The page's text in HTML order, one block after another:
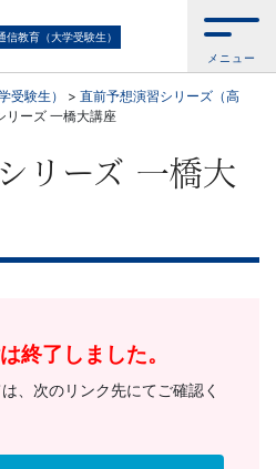
信教育（大学受験生）
メニュー
受験生） > 直前予想演習シリーズ（高
リーズ 一橋大講座
リーズ 一橋大
終了しました。
、次のリンク先にてご確認く